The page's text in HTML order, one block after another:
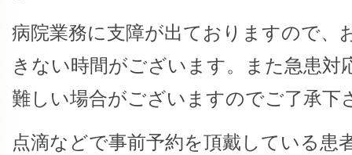
病院業務に支障が出ておりますので、
きない時間がございます。また急患対
難しい場合がございますのでご了承下
点滴などで事前予約を頂戴している患